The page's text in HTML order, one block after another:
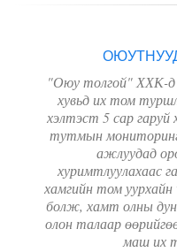
"Оюу толгой" ХХК-д
хувьд их том
хэлтэст 5 сар гаруй
тутмын мониторинг
ажлуудад
хуримтлуулахаас
хамгийн том уурхайн
болж, хамт олны
олон талаар
маш их